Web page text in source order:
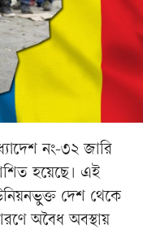
নং-৩২ জারি
হয়েছে। এই
দেশ থেকে
অবৈধ অবস্থায়